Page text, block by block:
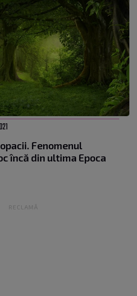
Fenomenul
încă din ultima Epoca
RECLAMĂ